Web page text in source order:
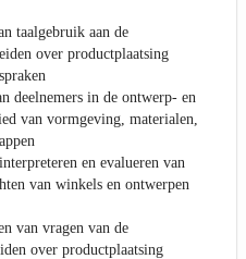
taalgebruik aan de
over productplaatsing
deelnemers in de ontwerp- en
van vormgeving, materialen,
en evalueren van
van winkels en ontwerpen
van vragen van de
over productplaatsing